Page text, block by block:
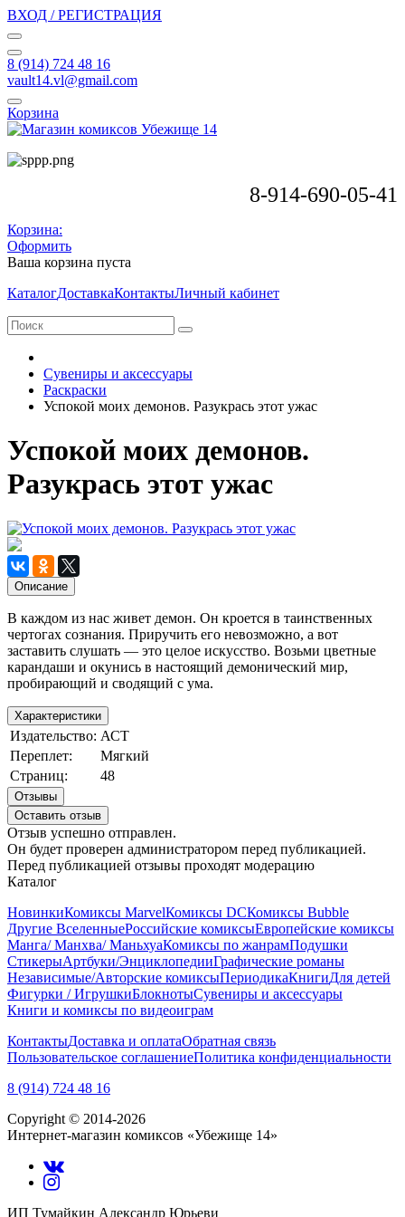
ВХОД / РЕГИСТРАЦИЯ
8 (914) 724 48 16
vault14.vl@gmail.com
Корзина
8-914-690-05-41
Корзина:
Оформить
Ваша корзина пуста
КаталогДоставкаКонтактыЛичный кабинет
Сувениры и аксессуары
Раскраски
Успокой моих демонов. Разукрась этот ужас
Успокой моих демонов.
Разукрась этот ужас
Описание
В каждом из нас живет демон. Он кроется в таинственных
чертогах сознания. Приручить его невозможно, а вот
заставить слушать — это целое искусство. Возьми цветные
карандаши и окунись в настоящий демонический мир,
пробирающий и сводящий с ума.
Характеристики
Издательство: АСТ
Переплет:
Мягкий
Страниц:
48
Отзывы
Оставить отзыв
Отзыв успешно отправлен.
Он будет проверен администратором перед публикацией.
Перед публикацией отзывы проходят модерацию
Каталог
НовинкиКомиксы MarvelКомиксы DCКомиксы Bubble
Другие ВселенныеРоссийские комиксыЕвропейские комиксы
Манга/ Манхва/ МаньхуаКомиксы по жанрамПодушки
СтикерыАртбуки/ЭнциклопедииГрафические романы
Независимые/Авторские комиксыПериодикаКнигиДля детей
Фигурки / ИгрушкиБлокнотыСувениры и аксессуары
Книги и комиксы по видеоиграм
КонтактыДоставка и оплатаОбратная связь
Пользовательское соглашениеПолитика конфиденциальности
8 (914) 724 48 16
Copyright © 2014-2026
Интернет-магазин комиксов «Убежище 14»
ИП Тумайкин Александр Юрьеви